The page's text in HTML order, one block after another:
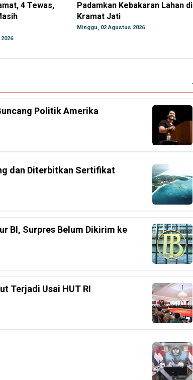
4 Tewas,
Padamkan Kebakaran Lahan di
Kramat Jati
Minggu, 02 Agustus 2026
Politik Amerika
dan Diterbitkan Sertifikat
BI, Surpres Belum Dikirim ke
Terjadi Usai HUT RI